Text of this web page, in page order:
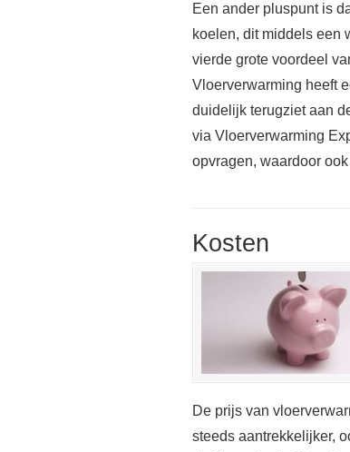
Een ander pluspunt is
koelen, dit middels een
vierde grote voordeel
Vloerverwarming heeft
duidelijk terugziet aan
via Vloerverwarming
opvragen, waardoor
Kosten
De prijs van
steeds aantrekkelijker,